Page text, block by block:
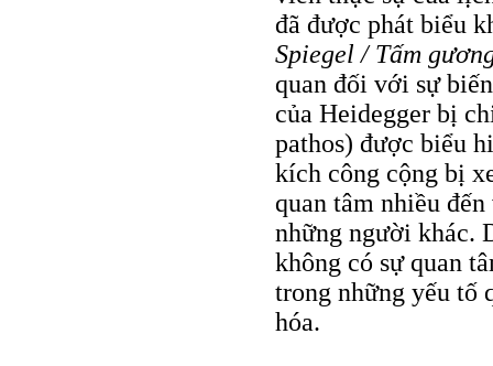
đã được phát biểu
Spiegel / Tấm
quan đối với sự
của Heidegger bị
pathos) được biểu
kích công cộng bị
quan tâm nhiều
những người khác.
không có sự quan
trong những yếu tố
hóa.